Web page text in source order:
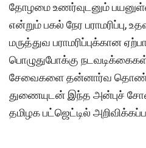
தோழமை உணர்வுடனும்
என்றும் பகல் நேர பராமரிப்பு,
மருத்துவ பராமரிப்புக்கான
பொழுதுபோக்கு
சேவைகளை தன்னார்வ
துணையுடன் இந்த அன்புச்
தமிழக பட்ஜெட்டில்